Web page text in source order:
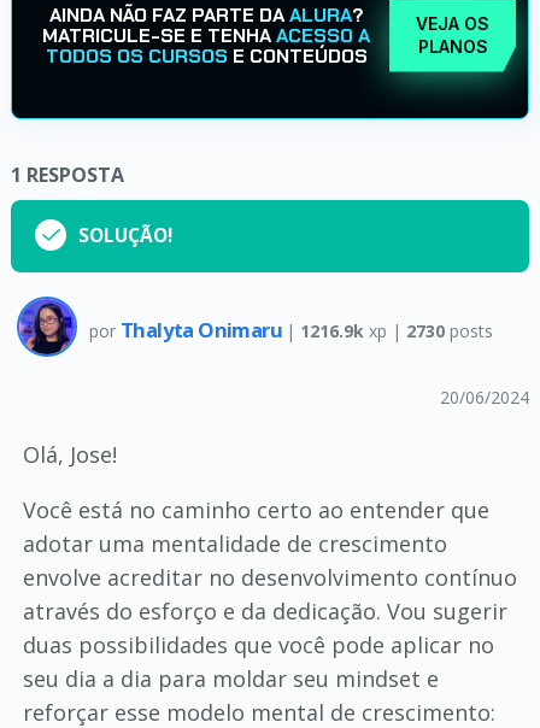
AINDA NÃO FAZ PARTE DAALURA?
MATRICULE-SE E TENHAACESSO A
TODOS OS CURSOS E CONTEÚDOS
VEJA OS
PLANOS
1 RESPOSTA
SOLUÇÃO!
por Thalyta Onimaru | 1216.9k xp | 2730 posts
20/06/2024
Olá, Jose!
Você está no caminho certo ao entender que
adotar uma mentalidade de crescimento
envolve acreditar no desenvolvimento contínuo
através do esforço e da dedicação. Vou sugerir
duas possibilidades que você pode aplicar no
seu dia a dia para moldar seu mindset e
reforçar esse modelo mental de crescimento: